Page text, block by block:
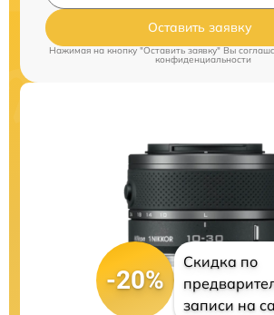
Оставить заявку
Нажимая на кнопку "Оставить заявку" Вы
конфиденциальности
-20%
Скидка по
записи на